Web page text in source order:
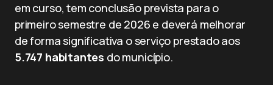
em curso, tem conclusão prevista para o
primeiro semestre de 2026 e deverá melhorar
de forma significativa o serviço prestado aos
5.747 habitantes do município.